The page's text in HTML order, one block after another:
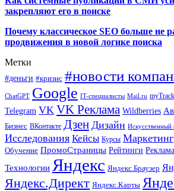
закрепляют его в поиске
Почему классическое SEO больше не
продвижения в новой логике поиска
Метки
#деньги #кризис #новости
ChatGPT Google IT-специалисты Mail.ru
Telegram VK VK Реклама Wildberries
Бизнес ВКонтакте Дзен Дизайн Искусственный
Исследования Кейсы Курсы Маркетинг
Обучение ПромоСтраницы Рейтинги Реклама
Технологии Яндекс Яндекс.Браузер
Яндекс.Директ Яндекс.Карты